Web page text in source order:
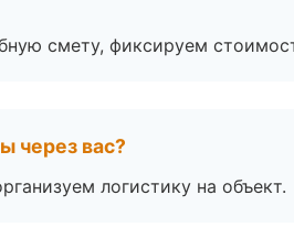
смету, фиксируем
через вас?
логистику на объект.